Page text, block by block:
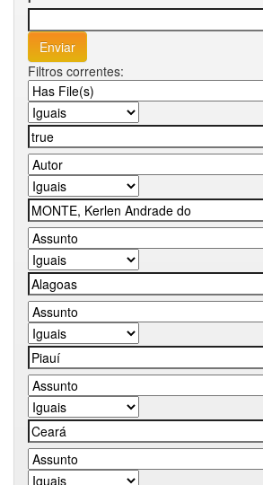
Filtros correntes: